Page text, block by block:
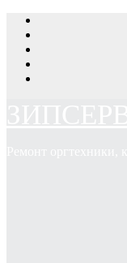
Перейти
содержимому